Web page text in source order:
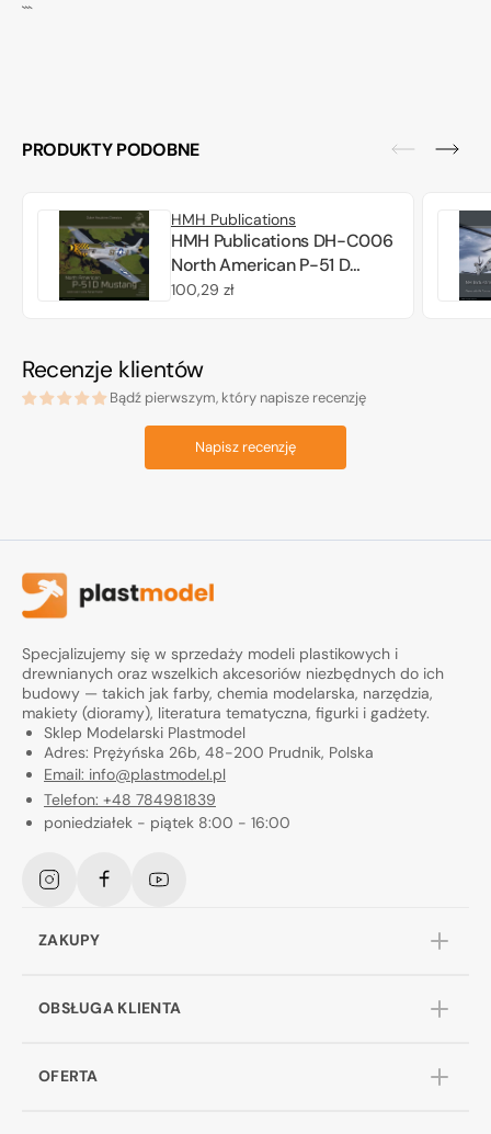
```
PRODUKTY PODOBNE
HMH Publications
HMH Publications DH-C006
North American P-51 D
Mustang (English Version)
Cena
100,29 zł
Recenzje klientów
Bądź pierwszym, który napisze recenzję
Napisz recenzję
Specjalizujemy się w sprzedaży modeli plastikowych i
drewnianych oraz wszelkich akcesoriów niezbędnych do ich
budowy — takich jak farby, chemia modelarska, narzędzia,
makiety (dioramy), literatura tematyczna, figurki i gadżety.
Sklep Modelarski Plastmodel
Adres: Prężyńska 26b, 48-200 Prudnik, Polska
Email: info@plastmodel.pl
Telefon: +48 784981839
poniedziałek - piątek 8:00 - 16:00
InstagramFacebookYouTube
ZAKUPY
OBSŁUGA KLIENTA
OFERTA